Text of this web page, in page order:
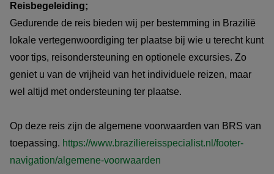
Reisbegeleiding;
Gedurende de reis bieden wij per bestemming in Brazilië
lokale vertegenwoordiging ter plaatse bij wie u terecht kunt
voor tips, reisondersteuning en optionele excursies. Zo
geniet u van de vrijheid van het individuele reizen, maar
wel altijd met ondersteuning ter plaatse.
Op deze reis zijn de algemene voorwaarden van BRS van
toepassing. https://www.braziliereisspecialist.nl/footer-
navigation/algemene-voorwaarden